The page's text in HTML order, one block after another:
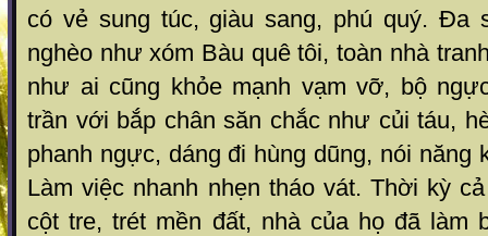
có vẻ sung túc, giàu sang, phú quý. Đa
nghèo như xóm Bàu quê tôi, toàn nhà
như ai cũng khỏe mạnh vạm vỡ, bộ
trần với bắp chân săn chắc như củi táu,
phanh ngực, dáng đi hùng dũng, nói năng
Làm việc nhanh nhẹn tháo vát. Thời kỳ
cột tre, trét mền đất, nhà của họ đã làm